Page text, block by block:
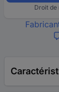
Droit de